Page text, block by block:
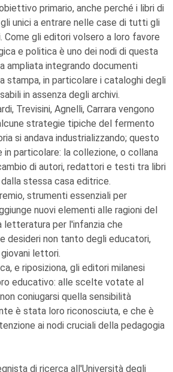
primario, anche perché i libri di
unici a entrare nelle case di tutti gli
Come gli editori volsero a loro favore
e politica è uno dei nodi di questa
ampliata integrando documenti
stampa, in particolare i cataloghi degli
in assenza degli archivi.
Trevisini, Agnelli, Carrara vengono
strategie tipiche del fermento
si andava industrializzando; questo
in particolare: la collezione, o collana
di autori, redattori e testi tra libri
stessa casa editrice.
strumenti essenziali per
nuovi elementi alle ragioni del
letteratura per l'infanzia che
desideri non tanto degli educatori,
lettori.
e riposiziona, gli editori milanesi
educativo: alle scelte votate al
coniugarsi quella sensibilità
è stata loro riconosciuta, e che è
ai nodi cruciali della pedagogia
di ricerca all'Università degli